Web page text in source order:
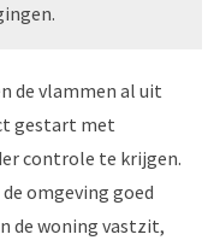
de vlammen al uit
gestart met
controle te krijgen.
omgeving goed
de woning vastzit,